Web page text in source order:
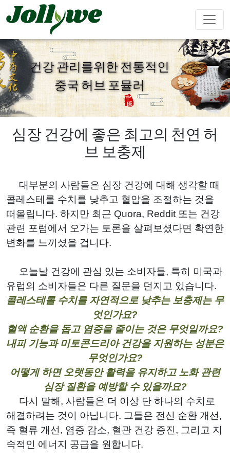
변비약 체중감량
뷰티다이어
트
면역강화 남성강화
심혈관질환
예방
수면제
성장 다이
어트
Ejiao 케이
크
알약 캡슐 가루음료
티백
건강 관리를위한 전통적인
중국 허브 포뮬러
심장 건강에 좋은 최고의 천연 허
브 보충제
대부분의 사람들은 심장 건강에 대해 생각할 때
콜레스테롤 수치를 낮추고 혈압을 조절하는 것을
떠올립니다. 하지만 최근 Quora, Reddit 또는 건강
관련 포럼에서 오가는 토론을 살펴보셨다면 확연한
변화를 느끼셨을 겁니다.
오늘날 건강에 관심 있는 소비자들, 특히 미국과
유럽의 소비자들은 다른 질문을 던지고 있습니다.
콜레스테롤 수치를 자연적으로 낮추는 보충제는 무
엇인가요?
혈액 순환을 돕고 염증을 줄이는 것은 무엇일까요?
내피 기능과 미토콘드리아 건강을 지원하는 성분은
무엇인가요?
어떻게 하면 오랫동안 활력을 유지하고 노화 관련
심장 질환을 예방할 수 있을까요?
다시 말해, 사람들은 더 이상 단 하나의 수치로
해결하려는 것이 아닙니다. 그들은 전신 순환 개선,
즉 혈류 개선, 염증 감소, 혈관 건강 증진, 그리고 지
속적인 에너지 공급을 원합니다.